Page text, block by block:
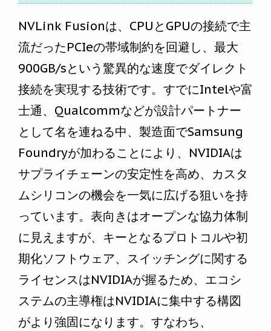
NVLink Fusionは、CPUとGPUの接続で主
流だったPCIeの帯域制約を回避し、最大
900GB/sという驚異的な速度でダイレクト
接続を実現する技術です。すでにIntelや富
士通、Qualcommなどが設計パートナー
として名を連ねる中、製造面でSamsung
Foundryが加わることにより、NVIDIAは
サプライチェーンの安定性を高め、カスタ
ムシリコンの機会を一気に広げる狙いを持
っています。表向きはオープンな協力体制
に見えますが、キーとなるプロトコルや初
期化ソフトウェア、スイッチングに関する
ライセンスはNVIDIAが握るため、エコシ
ステムの主導権はNVIDIAに集中する構図
がより強固になります。すなわち、